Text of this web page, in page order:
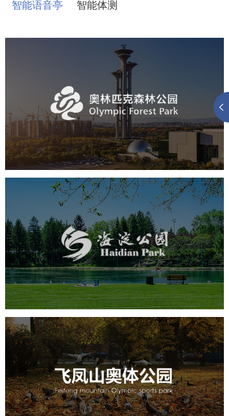
智能语音亭 智能体测
奥体森林公园
旅游休闲 公园 AI人工智能
智慧公园
智慧体育公园
智能步道 智能大数据平台
海淀公园
旅游休闲 公园 AI人工智能 智慧公园
智能步道
智能大数据平台
AR太极 智能语音亭
飞凤山奥体公园
旅游休闲 公园 AI人工智能
智慧公园
智慧体育公园
智能步道 智能大数据平台
AR太极